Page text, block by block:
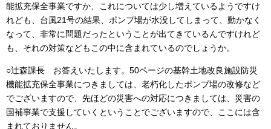
能拡充保全事業ですか、これについては少し増えているようですけ
れども、台風21号の結果、ポンプ場が水没してしまって、動かなく
なって、非常に問題だったということが出てきているんですけれど
も、それの対策などもこの中に含まれているのでしょうか。
○辻森課長 お答えいたします。50ページの基幹土地改良施設防災
機能拡充保全事業につきましては、老朽化したポンプ場の改修など
でございますので、先ほどの災害への対応につきましては、災害の
国補事業で支援していくということでございますので、ここには含
まれておりません。